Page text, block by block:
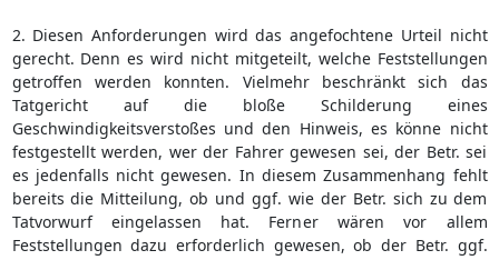
2. Diesen Anforderungen wird das angefochtene Urteil nicht
gerecht. Denn es wird nicht mitgeteilt, welche Feststellungen
getroffen werden konnten. Vielmehr beschränkt sich das
Tatgericht auf die bloße Schilderung eines
Geschwindigkeitsverstoßes und den Hinweis, es könne nicht
festgestellt werden, wer der Fahrer gewesen sei, der Betr. sei
es jedenfalls nicht gewesen. In diesem Zusammenhang fehlt
bereits die Mitteilung, ob und ggf. wie der Betr. sich zu dem
Tatvorwurf eingelassen hat. Ferner wären vor allem
Feststellungen dazu erforderlich gewesen, ob der Betr. ggf.